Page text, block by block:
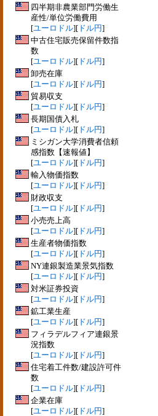
四半期非農業部門労働生
産性/単位労働費用
[ユーロドル][ ドル円]
中古住宅販売保留件数指
数
[ユーロドル][ ドル円]
卸売在庫
[ユーロドル][ ドル円]
貿易収支
[ユーロドル][ ドル円]
長期国債入札
[ユーロドル][ ドル円]
ミシガン大学消費者信頼
感指数【速報値】
[ユーロドル][ ドル円]
輸入物価指数
[ユーロドル][ ドル円]
財政収支
[ユーロドル][ ドル円]
小売売上高
[ユーロドル][ ドル円]
生産者物価指数
[ユーロドル][ ドル円]
NY連銀製造業景気指数
[ユーロドル][ ドル円]
対米証券投資
[ユーロドル][ ドル円]
鉱工業生産
[ユーロドル][ ドル円]
フィラデルフィア連銀景
況指数
[ユーロドル][ ドル円]
住宅着工件数/建設許可件
数
[ユーロドル][ ドル円]
企業在庫
[ユーロドル][ ドル円]